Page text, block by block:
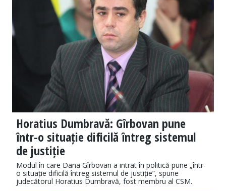
Horatius Dumbravă: Gîrbovan pune
într-o situație dificilă întreg sistemul
de justiție
Modul în care Dana Gîrbovan a intrat în politică pune „într-
o situație dificilă întreg sistemul de justiție”, spune
judecătorul Horatius Dumbravă, fost membru al CSM.